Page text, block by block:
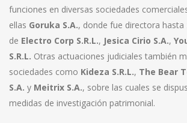
funciones en diversas sociedades
ellas Goruka S.A., donde fue directora hasta
de Electro Corp S.R.L., Jesica Cirio S.A.,
S.R.L. Otras actuaciones judiciales también
sociedades como Kideza S.R.L., The Bear
S.A. y Meitrix S.A., sobre las cuales se
medidas de investigación patrimonial.